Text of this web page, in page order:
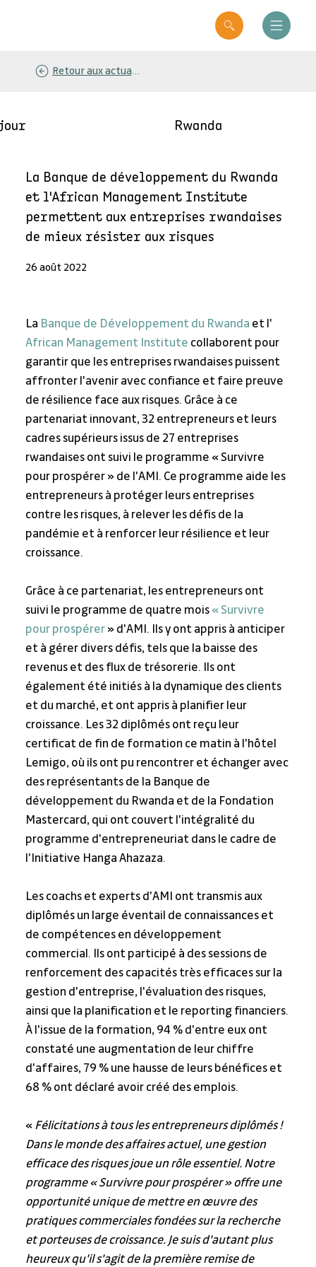
Retour aux actualités
Rwanda
La Banque de développement du Rwanda
et l'African Management Institute
permettent aux entreprises rwandaises
de mieux résister aux risques
26 août 2022
La Banque de Développement du Rwanda et l'
African Management Institute collaborent pour
garantir que les entreprises rwandaises puissent
affronter l'avenir avec confiance et faire preuve
de résilience face aux risques. Grâce à ce
partenariat innovant, 32 entrepreneurs et leurs
cadres supérieurs issus de 27 entreprises
rwandaises ont suivi le programme « Survivre
pour prospérer » de l'AMI. Ce programme aide les
entrepreneurs à protéger leurs entreprises
contre les risques, à relever les défis de la
pandémie et à renforcer leur résilience et leur
croissance.
Grâce à ce partenariat, les entrepreneurs ont
suivi le programme de quatre mois « Survivre
pour prospérer » d'AMI. Ils y ont appris à anticiper
et à gérer divers défis, tels que la baisse des
revenus et des flux de trésorerie. Ils ont
également été initiés à la dynamique des clients
et du marché, et ont appris à planifier leur
croissance. Les 32 diplômés ont reçu leur
certificat de fin de formation ce matin à l'hôtel
Lemigo, où ils ont pu rencontrer et échanger avec
des représentants de la Banque de
développement du Rwanda et de la Fondation
Mastercard, qui ont couvert l'intégralité du
programme d'entrepreneuriat dans le cadre de
l'Initiative Hanga Ahazaza.
Les coachs et experts d'AMI ont transmis aux
diplômés un large éventail de connaissances et
de compétences en développement
commercial. Ils ont participé à des sessions de
renforcement des capacités très efficaces sur la
gestion d'entreprise, l'évaluation des risques,
ainsi que la planification et le reporting financiers.
À l'issue de la formation, 94 % d'entre eux ont
constaté une augmentation de leur chiffre
d'affaires, 79 % une hausse de leurs bénéfices et
68 % ont déclaré avoir créé des emplois.
« Félicitations à tous les entrepreneurs diplômés !
Dans le monde des affaires actuel, une gestion
efficace des risques joue un rôle essentiel. Notre
programme « Survivre pour prospérer » offre une
opportunité unique de mettre en œuvre des
pratiques commerciales fondées sur la recherche
et porteuses de croissance. Je suis d'autant plus
heureux qu'il s'agit de la première remise de